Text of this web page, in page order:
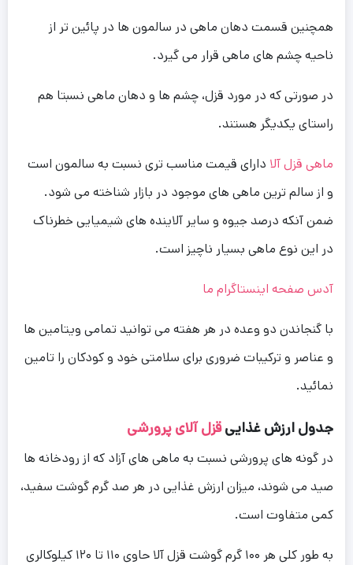
همچنین قسمت دهان ماهی در سالمون ها در پائین تر از
ناحیه چشم های ماهی قرار می گیرد.
در صورتی که در مورد قزل، چشم ها و دهان ماهی نسبتا هم
راستای یکدیگر هستند.
ماهی قزل آلا دارای قیمت مناسب تری نسبت به سالمون است
و از سالم ترین ماهی های موجود در بازار شناخته می شود.
ضمن آنکه درصد جیوه و سایر آلاینده های شیمیایی خطرناک
در این نوع ماهی بسیار ناچیز است.
آدس صفحه اینستاگرام ما
با گنجاندن دو وعده در هر هفته می توانید تمامی ویتامین ها
و عناصر و ترکیبات ضروری برای سلامتی خود و کودکان را تامین
نمائید.
جدول ارزش غذاییقزل آلای پرورشی
در گونه های پرورشی نسبت به ماهی های آزاد که از رودخانه ها
صید می شوند، میزان ارزش غذایی در هر صد گرم گوشت سفید،
کمی متفاوت است.
به طور کلی هر ۱۰۰ گرم گوشت قزل آلا حاوی ۱۱۰ تا ۱۲۰ کیلوکالری